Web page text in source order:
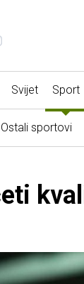
Svijet Sport
Ostali sportovi